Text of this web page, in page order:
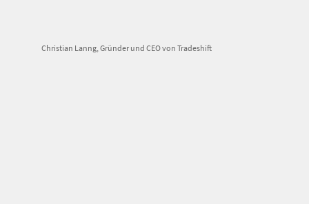
Christian Lanng, Gründer und CEO von Tradeshift